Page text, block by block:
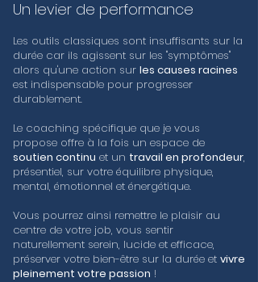
Un levier de performance
Les outils classiques sont insuffisants sur la
durée car ils agissent sur les "symptômes"
alors qu'une action sur les causes racines
est indispensable pour progresser
durablement.
Le coaching spécifique que je vous
propose offre à la fois un espace de
soutien continu et un travail en profondeur,
présentiel, sur votre équilibre physique,
mental, émotionnel et énergétique.
Vous pourrez ainsi remettre le plaisir au
centre de votre job, vous sentir
naturellement serein, lucide et efficace,
préserver votre bien-être sur la durée et vivre
pleinement votre passion !